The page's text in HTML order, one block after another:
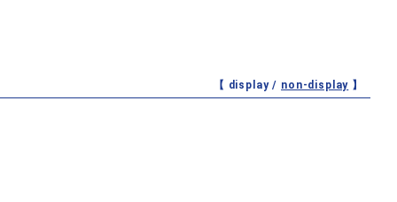
【 display / non-display 】